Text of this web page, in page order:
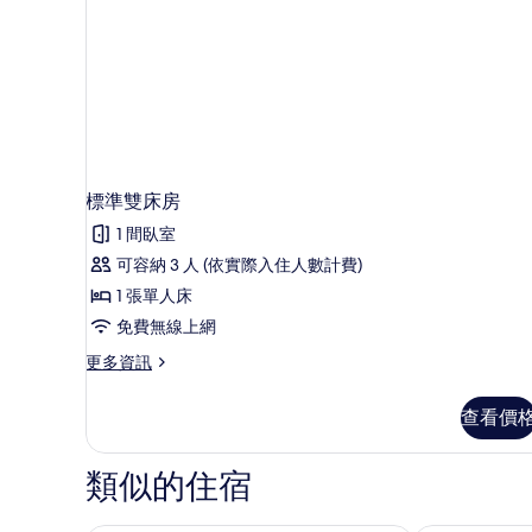
標準雙床房
1 間臥室
可容納 3 人 (依實際入住人數計費)
1 張單人床
免費無線上網
更多資訊
更
雙
床
房
的
查看價
類似的住宿